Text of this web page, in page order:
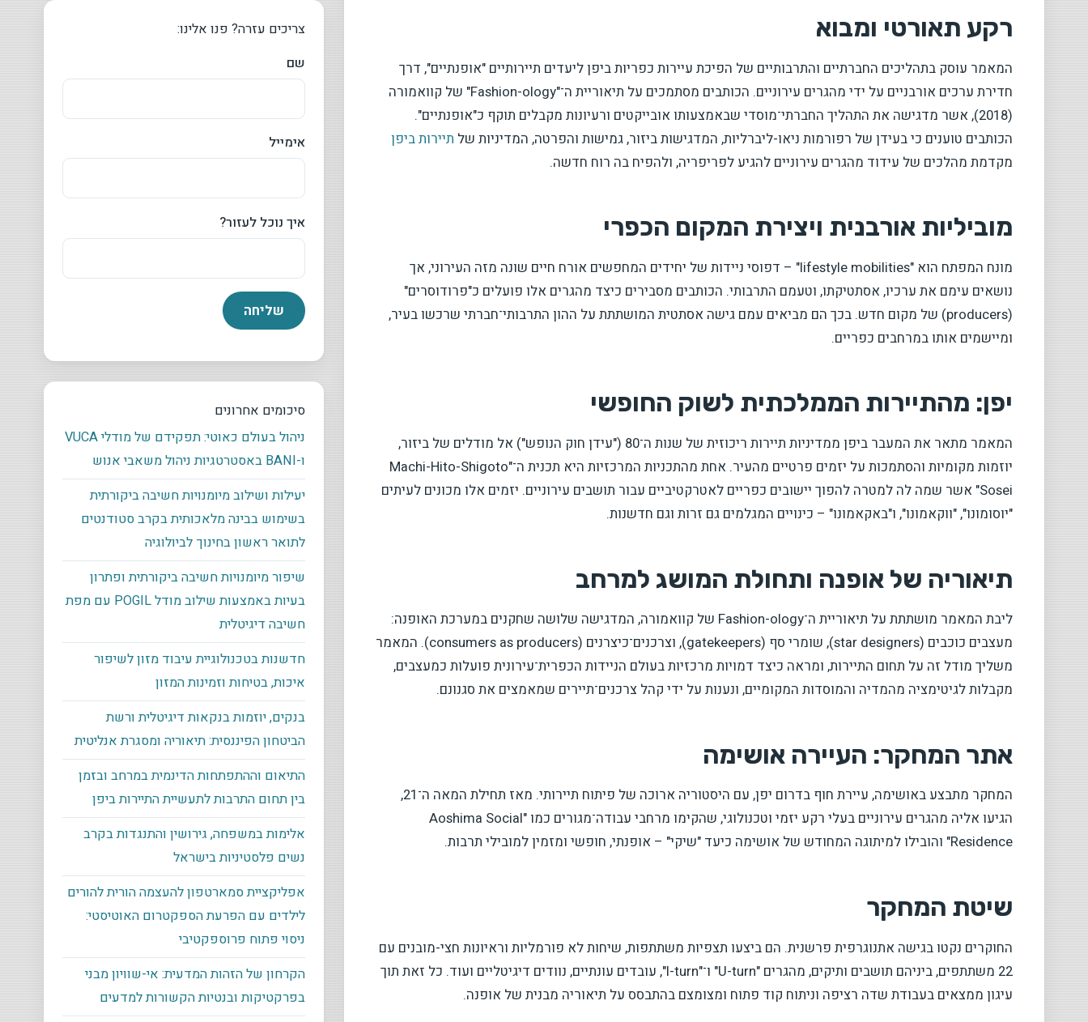
רקע תאורטי ומבוא
המאמר עוסק בתהליכים החברתיים והתרבותיים של הפיכת עיירות כפריות ביפן ליעדים תיירותיים "אופנתיים", דרך
חדירת ערכים אורבניים על ידי מהגרים עירוניים. הכותבים מסתמכים על תיאוריית ה־"Fashion-ology" של קוואמורה
(2018), אשר מדגישה את התהליך החברתי־מוסדי שבאמצעותו אובייקטים ורעיונות מקבלים תוקף כ"אופנתיים".
הכותבים טוענים כי בעידן של רפורמות ניאו-ליברליות, המדגישות ביזור, גמישות והפרטה, המדיניות של תיירות ביפן
מקדמת מהלכים של עידוד מהגרים עירוניים להגיע לפריפריה, ולהפיח בה רוח חדשה.
מוביליות אורבנית ויצירת המקום הכפרי
מונח המפתח הוא "lifestyle mobilities" – דפוסי ניידות של יחידים המחפשים אורח חיים שונה מזה העירוני, אך
נושאים עימם את ערכיו, אסתטיקתו, וטעמם התרבותי. הכותבים מסבירים כיצד מהגרים אלו פועלים כ"פרודוסרים"
(producers) של מקום חדש. בכך הם מביאים עמם גישה אסתטית המושתתת על ההון התרבותי־חברתי שרכשו בעיר,
ומיישמים אותו במרחבים כפריים.
יפן: מהתיירות הממלכתית לשוק החופשי
המאמר מתאר את המעבר ביפן ממדיניות תיירות ריכוזית של שנות ה־80 ("עידן חוק הנופש") אל מודלים של ביזור,
יוזמות מקומיות והסתמכות על יזמים פרטיים מהעיר. אחת מהתכניות המרכזיות היא תכנית ה־"Machi-Hito-Shigoto
Sosei" אשר שמה לה למטרה להפוך יישובים כפריים לאטרקטיביים עבור תושבים עירוניים. יזמים אלו מכונים לעיתים
"יוסומונו", "ווקאמונו", ו"באקאמונו" – כינויים המגלמים גם זרות וגם חדשנות.
תיאוריה של אופנה ותחולת המושג למרחב
ליבת המאמר מושתתת על תיאוריית ה־Fashion-ology של קוואמורה, המדגישה שלושה שחקנים במערכת האופנה:
מעצבים כוכבים (star designers), שומרי סף (gatekeepers), וצרכנים־כיצרנים (consumers as producers). המאמר
משליך מודל זה על תחום התיירות, ומראה כיצד דמויות מרכזיות בעולם הניידות הכפרית־עירונית פועלות כמעצבים,
מקבלות לגיטימציה מהמדיה והמוסדות המקומיים, ונענות על ידי קהל צרכנים־תיירים שמאמצים את סגנונם.
אתר המחקר: העיירה אושימה
המחקר מתבצע באושימה, עיירת חוף בדרום יפן, עם היסטוריה ארוכה של פיתוח תיירותי. מאז תחילת המאה ה־21,
הגיעו אליה מהגרים עירוניים בעלי רקע יזמי וטכנולוגי, שהקימו מרחבי עבודה־מגורים כמו "Aoshima Social
Residence" והובילו למיתוגה המחודש של אושימה כיעד "שיקי" – אופנתי, חופשי ומזמין למובילי תרבות.
שיטת המחקר
החוקרים נקטו בגישה אתנוגרפית פרשנית. הם ביצעו תצפיות משתתפות, שיחות לא פורמליות וראיונות חצי-מובנים עם
22 משתתפים, ביניהם תושבים ותיקים, מהגרים "U-turn" ו־"I-turn", עובדים עונתיים, נוודים דיגיטליים ועוד. כל זאת תוך
עיגון ממצאים בעבודת שדה רציפה וניתוח קוד פתוח ומצומצם בהתבסס על תיאוריה מבנית של אופנה.
צריכים עזרה? פנו אלינו:
שם
אימייל
איך נוכל לעזור?
סיכומים אחרונים
ניהול בעולם כאוטי: תפקידם של מודלי VUCA
ו-BANI באסטרטגיות ניהול משאבי אנוש
יעילות ושילוב מיומנויות חשיבה ביקורתית
בשימוש בבינה מלאכותית בקרב סטודנטים
לתואר ראשון בחינוך לביולוגיה
שיפור מיומנויות חשיבה ביקורתית ופתרון
בעיות באמצעות שילוב מודל POGIL עם מפת
חשיבה דיגיטלית
חדשנות בטכנולוגיית עיבוד מזון לשיפור
איכות, בטיחות וזמינות המזון
בנקים, יוזמות בנקאות דיגיטלית ורשת
הביטחון הפיננסית: תיאוריה ומסגרת אנליטית
התיאום וההתפתחות הדינמית במרחב ובזמן
בין תחום התרבות לתעשיית התיירות ביפן
אלימות במשפחה, גירושין והתנגדות בקרב
נשים פלסטיניות בישראל
אפליקציית סמארטפון להעצמה הורית להורים
לילדים עם הפרעת הספקטרום האוטיסטי:
ניסוי פתוח פרוספקטיבי
הקרחון של הזהות המדעית: אי-שוויון מבני
בפרקטיקות ובנטיות הקשורות למדעים